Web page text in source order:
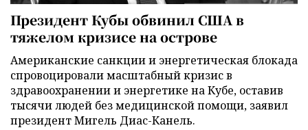
Президент Кубы обвинил США в
тяжелом кризисе на острове
Американские санкции и энергетическая блокада
спровоцировали масштабный кризис в
здравоохранении и энергетике на Кубе, оставив
тысячи людей без медицинской помощи, заявил
президент Мигель Диас-Канель.